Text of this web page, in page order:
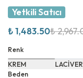
Yetkili Satıcı
₺ 1,483.50₺
Renk
KREM
Beden